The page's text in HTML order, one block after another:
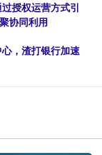
授权运营方式引
协同利用
，渣打银行加速